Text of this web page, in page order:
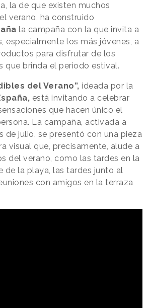
la de que existen muchos
verano, ha construido
la campaña con la que invita a
especialmente los más jóvenes, a
para disfrutar de los
que brinda el periodo estival.
del Verano”, ideada por la
está invitando a celebrar
que hacen único el
La campaña, activada a
de julio, se presentó con una pieza
visual que, precisamente, alude a
del verano, como las tardes en la
de la playa, las tardes junto al
con amigos en la terraza